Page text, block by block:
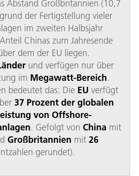
Abstand Großbritannien (10,7
der Fertigstellung vieler
im zweiten Halbsjahr
Chinas zum Jahresende
dem der EU liegen.
und verfügen nur über
im Megawatt-Bereich.
bedeutet das: Die EU verfügt
37 Prozent der globalen
von Offshore-
. Gefolgt von China mit
Großbritannien mit 26
gerundet).